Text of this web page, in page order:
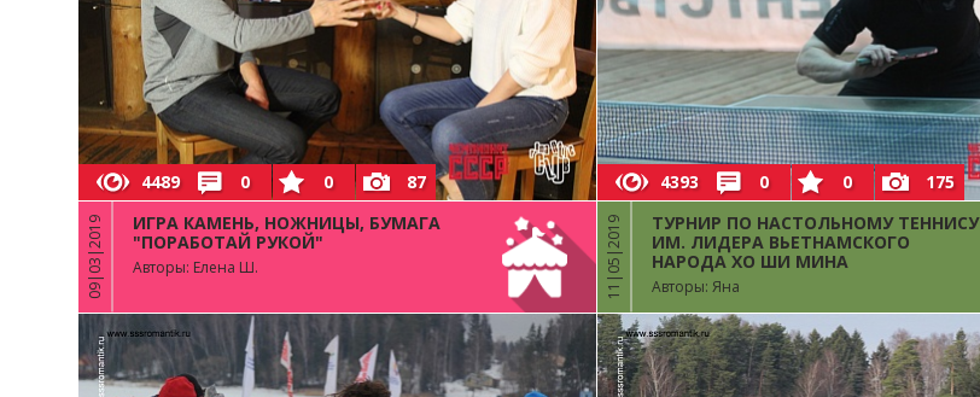
4489 0 0 87
09|03|2019
ИГРА КАМЕНЬ, НОЖНИЦЫ, БУМАГА
"ПОРАБОТАЙ РУКОЙ"
Авторы: Елена Ш.
4393 0 0 175
11|05|2019
ТУРНИР ПО НАСТОЛЬНОМУ ТЕННИСУ
ИМ. ЛИДЕРА ВЬЕТНАМСКОГО
НАРОДА ХО ШИ МИНА
Авторы: Яна